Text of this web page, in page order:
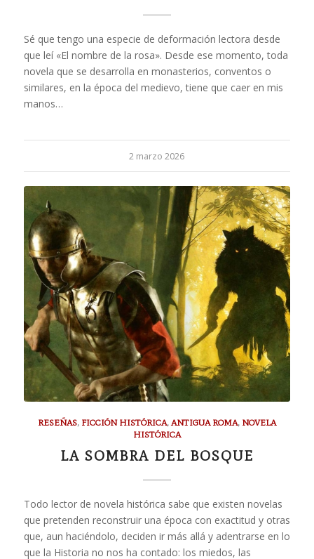
Sé que tengo una especie de deformación lectora desde
que leí «El nombre de la rosa». Desde ese momento, toda
novela que se desarrolla en monasterios, conventos o
similares, en la época del medievo, tiene que caer en mis
manos…
2 marzo 2026
RESEÑAS, FICCIÓN HISTÓRICA, ANTIGUA ROMA, NOVELA
HISTÓRICA
LA SOMBRA DEL BOSQUE
Todo lector de novela histórica sabe que existen novelas
que pretenden reconstruir una época con exactitud y otras
que, aun haciéndolo, deciden ir más allá y adentrarse en lo
que la Historia no nos ha contado: los miedos, las